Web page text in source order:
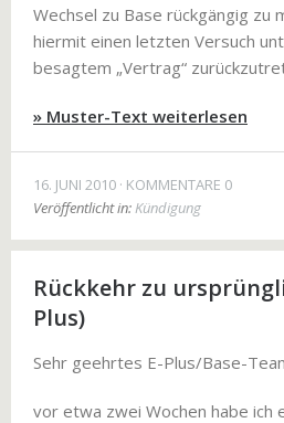
Wechsel zu Base rückgängig zu
hiermit einen letzten Versuch
besagtem „Vertrag“
» Muster-Text weiterlesen
16. JUNI 2010 KOMMENTARE 0
Veröffentlicht in:Kündigung
Rückkehr zu
Plus)
Sehr geehrtes E-Plus/Base-
vor etwa zwei Wochen habe ich